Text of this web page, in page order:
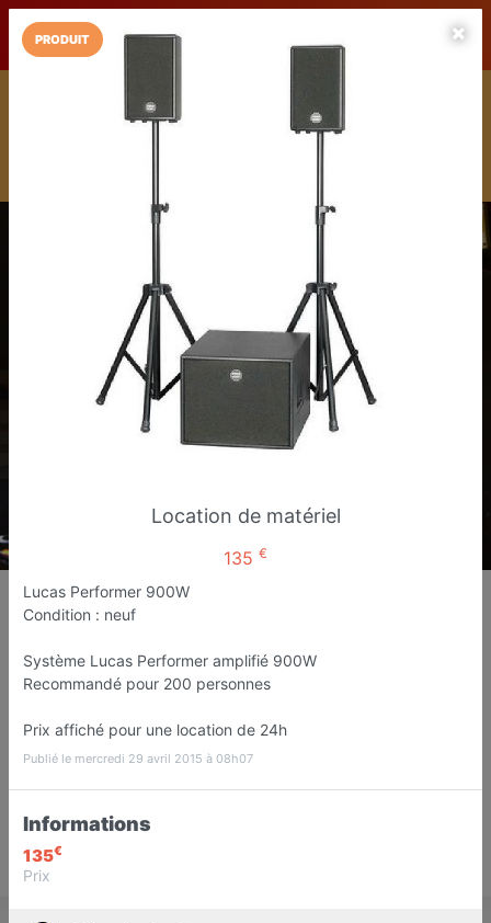
LaCarte Play Store
Téléchargez gratuitement l'app LaCarte pour suivre vos
commerces favoris et ne rien rater !
Animation Bomba
PRODUIT
Location de matériel
135 €
Lucas Performer 900W
Condition : neuf
Système Lucas Performer amplifié 900W
Recommandé pour 200 personnes
Prix affiché pour une location de 24h
Publié le mercredi 29 avril 2015 à 08h07
Informations
135€
Prix